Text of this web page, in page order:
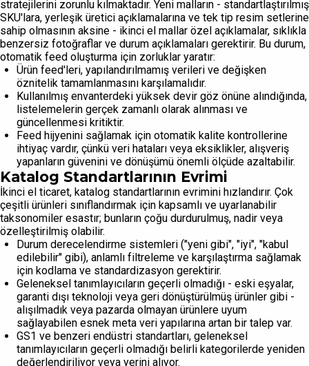
stratejilerini zorunlu kılmaktadır. Yeni malların - standartlaştırılmış
SKU'lara, yerleşik üretici açıklamalarına ve tek tip resim setlerine
sahip olmasının aksine - ikinci el mallar özel açıklamalar, sıklıkla
benzersiz fotoğraflar ve durum açıklamaları gerektirir. Bu durum,
otomatik feed oluşturma için zorluklar yaratır:
Ürün feed'leri, yapılandırılmamış verileri ve değişken
öznitelik tamamlanmasını karşılamalıdır.
Kullanılmış envanterdeki yüksek devir göz önüne alındığında,
listelemelerin gerçek zamanlı olarak alınması ve
güncellenmesi kritiktir.
Feed hijyenini sağlamak için otomatik kalite kontrollerine
ihtiyaç vardır, çünkü veri hataları veya eksiklikler, alışveriş
yapanların güvenini ve dönüşümü önemli ölçüde azaltabilir.
Katalog Standartlarının Evrimi
İkinci el ticaret, katalog standartlarının evrimini hızlandırır. Çok
çeşitli ürünleri sınıflandırmak için kapsamlı ve uyarlanabilir
taksonomiler esastır; bunların çoğu durdurulmuş, nadir veya
özelleştirilmiş olabilir.
Durum derecelendirme sistemleri ("yeni gibi", "iyi", "kabul
edilebilir" gibi), anlamlı filtreleme ve karşılaştırma sağlamak
için kodlama ve standardizasyon gerektirir.
Geleneksel tanımlayıcıların geçerli olmadığı - eski eşyalar,
garanti dışı teknoloji veya geri dönüştürülmüş ürünler gibi -
alışılmadık veya pazarda olmayan ürünlere uyum
sağlayabilen esnek meta veri yapılarına artan bir talep var.
GS1 ve benzeri endüstri standartları, geleneksel
tanımlayıcıların geçerli olmadığı belirli kategorilerde yeniden
değerlendiriliyor veya yerini alıyor.